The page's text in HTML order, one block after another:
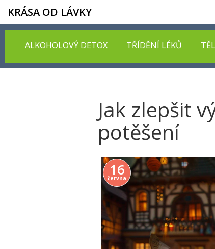
KRÁSA OD LÁVKY
ALKOHOLOVÝ DETOX TŘÍDĚNÍ LÉKŮ
Jak zlepšit
potěšení
16
června